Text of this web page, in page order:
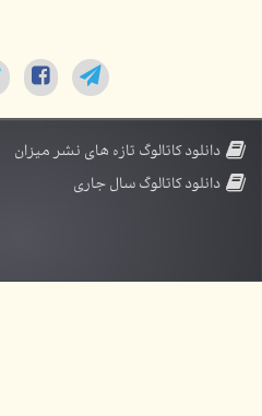
دانلود کاتالوگ تازه های نشر میزان
دانلود کاتالوگ سال جاری